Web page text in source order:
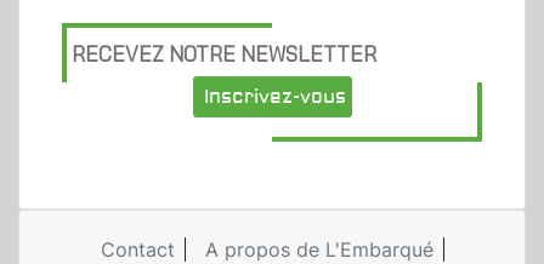
RECEVEZ NOTRE NEWSLETTER
Inscrivez-vous
Contact
A propos de L'Embarqué